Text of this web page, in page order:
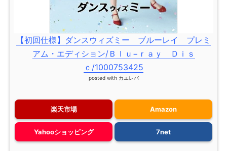
【初回仕様】ダンスウィズミー ブルーレイ プレミ
アム・エディション/Ｂｌｕ−ｒａｙ Ｄｉｓ
ｃ/1000753425
posted with カエレバ
楽天市場 Amazon
Yahooショッピング 7net